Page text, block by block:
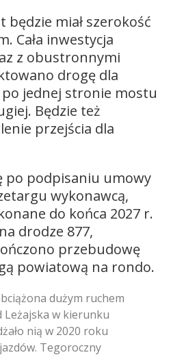
będzie miał szerokość
Cała inwestycja
z obustronnymi
drogę dla
jednej stronie mostu
Będzie też
przejścia dla
po podpisaniu umowy
wykonawcą,
do końca 2027 r.
drodze 877,
przebudowę
powiatową na rondo.
dużym ruchem
Leżajska w kierunku
nią w 2020 roku
Tegoroczny